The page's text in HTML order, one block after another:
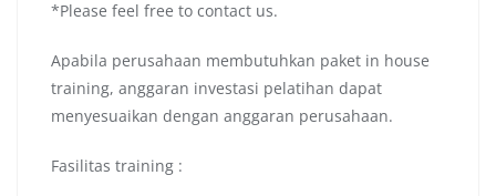
*Please feel free to contact us.
Apabila perusahaan membutuhkan paket in house
training, anggaran investasi pelatihan dapat
menyesuaikan dengan anggaran perusahaan.
Fasilitas training :